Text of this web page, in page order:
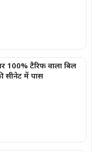
100% टैरिफ वाला बिल
सीनेट में पास